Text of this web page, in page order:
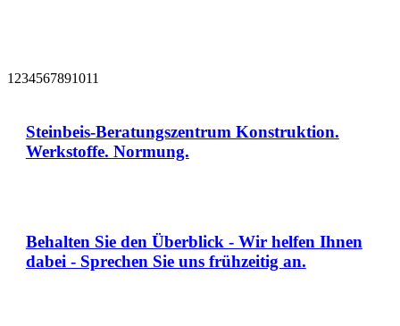
1234567891011
Steinbeis-Beratungszentrum Konstruktion.
Werkstoffe. Normung.
Behalten Sie den Überblick - Wir helfen Ihnen
dabei - Sprechen Sie uns frühzeitig an.